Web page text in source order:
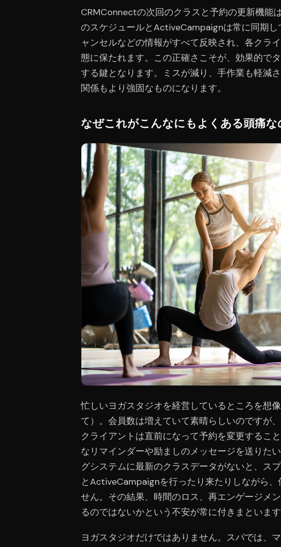
CRMConnectの次回のクラスと予約の更新機能
のスケジュールとActiveCampaignは常に同期
ャンセルなどの情報がすべて反映され、各クラ
態に保たれます。この正確さこそが、効果的で
する鍵となります。ミスが減り、手作業も軽減
関係もより強固なものになります。
なぜこれがこんなにもよくある頭痛な
忙しいヨガスタジオを経営しているところを想
て）。会員数は増えていて素晴らしいのですが
クライアントは直前になって予約を変更するこ
なリマインダーや励ましのメッセージを送りた
グシステムに最新のクラスデータがないと、ス
とActiveCampaignを行ったり来たりしながら
せん。その結果、時間のロス、再エンゲージメ
るのではないかという不安が常に付きまといます
ヨガスタジオだけではありません。スパでは、